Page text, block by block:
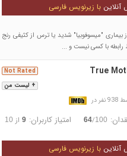
با زیرنویس فارسی
بیماری "میسوفوبیا" شدید یا ترس از کثیفی رنج
رابطه با کسی نیست و ...
+ لیست من
Not Rated True
در
64/100 امتیاز کاربران: 9از 10
با زیرنویس فارسی